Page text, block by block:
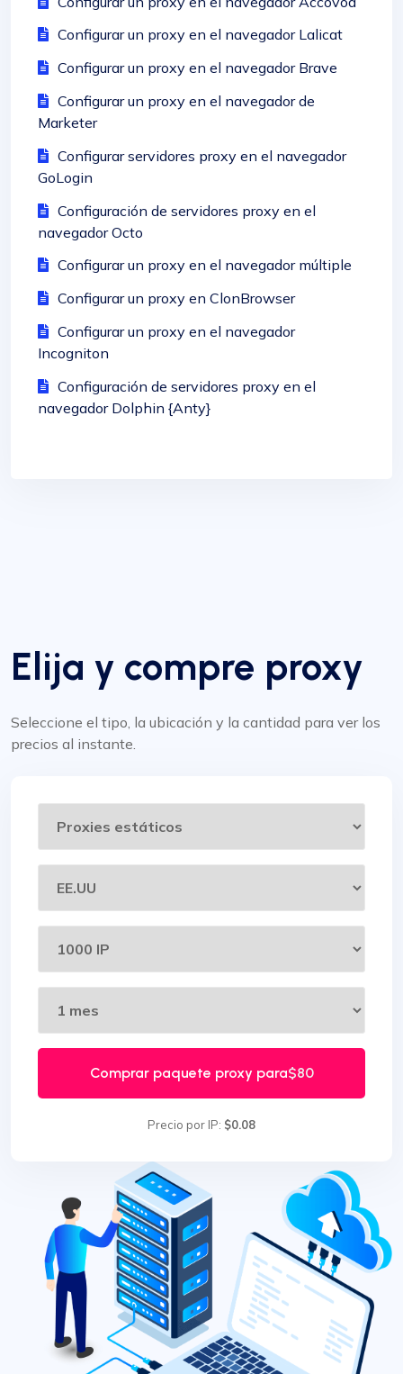
Configurar un proxy en el navegador Lalicat
Configurar un proxy en el navegador Brave
Configurar un proxy en el navegador de
Marketer
Configurar servidores proxy en el navegador
GoLogin
Configuración de servidores proxy en el
navegador Octo
Configurar un proxy en el navegador múltiple
Configurar un proxy en ClonBrowser
Configurar un proxy en el navegador
Incogniton
Configuración de servidores proxy en el
navegador Dolphin {Anty}
Elija y compre proxy
Seleccione el tipo, la ubicación y la cantidad para ver los
precios al instante.
Comprar paquete proxy para$80
Precio por IP: $0.08